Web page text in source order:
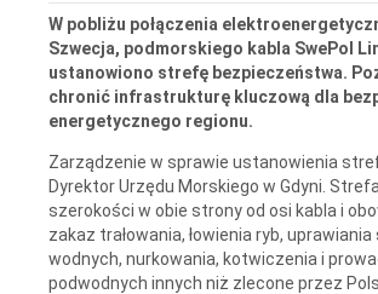
W pobliżu połączenia
Szwecja, podmorskiego kabla SwePol
ustanowiono strefę bezpieczeństwa.
chronić infrastrukturę kluczową dla
energetycznego regionu.
Zarządzenie w sprawie ustanowienia
Dyrektor Urzędu Morskiego w Gdyni.
szerokości w obie strony od osi kabla i
zakaz trałowania, łowienia ryb,
wodnych, nurkowania, kotwiczenia i
podwodnych innych niż zlecone przez